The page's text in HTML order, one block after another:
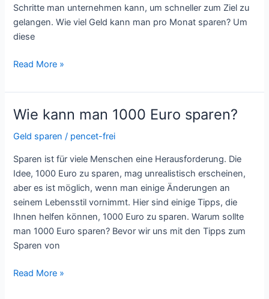
Schritte man unternehmen kann, um schneller zum Ziel zu
gelangen. Wie viel Geld kann man pro Monat sparen? Um
diese
Read More »
Wie kann man 1000 Euro sparen?
Geld sparen / pencet-frei
Sparen ist für viele Menschen eine Herausforderung. Die
Idee, 1000 Euro zu sparen, mag unrealistisch erscheinen,
aber es ist möglich, wenn man einige Änderungen an
seinem Lebensstil vornimmt. Hier sind einige Tipps, die
Ihnen helfen können, 1000 Euro zu sparen. Warum sollte
man 1000 Euro sparen? Bevor wir uns mit den Tipps zum
Sparen von
Wie
man
1000
Euro
sparen?
Read More »